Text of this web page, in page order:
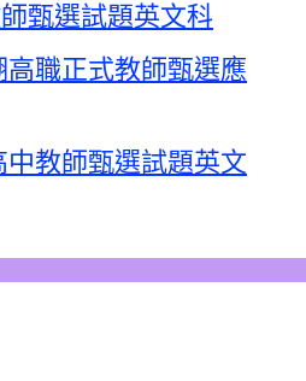
甄選試題英文科
高職正式教師甄選應
中教師甄選試題英文